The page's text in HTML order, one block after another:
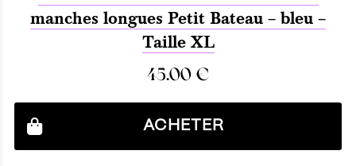
manches longues Petit Bateau – bleu –
Taille XL
45.00 €
ACHETER